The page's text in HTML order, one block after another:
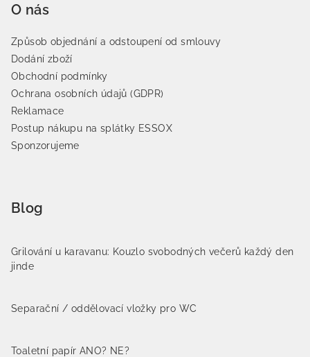
O nás
Způsob objednání a odstoupení od smlouvy
Dodání zboží
Obchodní podmínky
Ochrana osobních údajů (GDPR)
Reklamace
Postup nákupu na splátky ESSOX
Sponzorujeme
Blog
Grilování u karavanu: Kouzlo svobodných večerů každý den
jinde
Separační / oddělovací vložky pro WC
Toaletní papír ANO? NE?